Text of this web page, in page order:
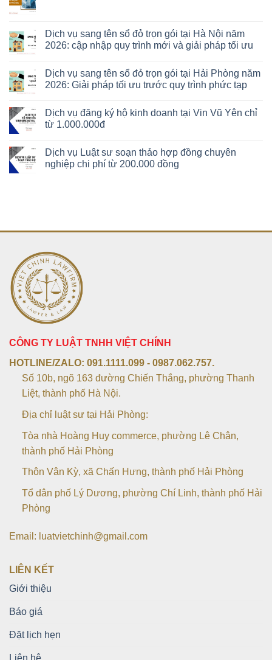
Dịch vụ sang tên sổ đỏ trọn gói tại Hà Nội năm
2026: cập nhập quy trình mới và giải pháp tối ưu
Dịch vụ sang tên sổ đỏ trọn gói tại Hải Phòng năm
2026: Giải pháp tối ưu trước quy trình phức tạp
Dịch vụ đăng ký hộ kinh doanh tại Vin Vũ Yên chỉ
từ 1.000.000đ
Dịch vụ Luật sư soạn thảo hợp đồng chuyên
nghiệp chi phí từ 200.000 đồng
CÔNG TY LUẬT TNHH VIỆT CHÍNH
HOTLINE/ZALO: 091.1111.099 - 0987.062.757.
Số 10b, ngõ 163 đường Chiến Thắng, phường Thanh
Liệt, thành phố Hà Nội.
Địa chỉ luật sư tại Hải Phòng:
Tòa nhà Hoàng Huy commerce, phường Lê Chân,
thành phố Hải Phòng
Thôn Vân Kỳ, xã Chấn Hưng, thành phố Hải Phòng
Tổ dân phố Lý Dương, phường Chí Linh, thành phố Hải
Phòng
Email: luatvietchinh@gmail.com
LIÊN KẾT
Giới thiệu
Báo giá
Đặt lịch hẹn
Liên hệ